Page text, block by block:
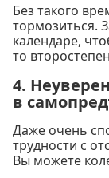
Без такого
тормозиться.
календаре,
то
4.
в
Даже очень
трудности с
Вы можете